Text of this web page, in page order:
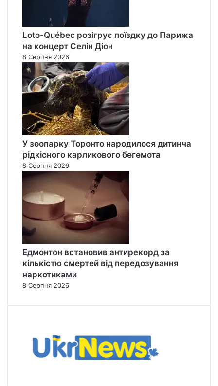
Loto-Québec розігрує поїздку до Парижа
на концерт Селін Діон
8 Серпня 2026
У зоопарку Торонто народилося дитинча
рідкісного карликового бегемота
8 Серпня 2026
Едмонтон встановив антирекорд за
кількістю смертей від передозування
наркотиками
8 Серпня 2026